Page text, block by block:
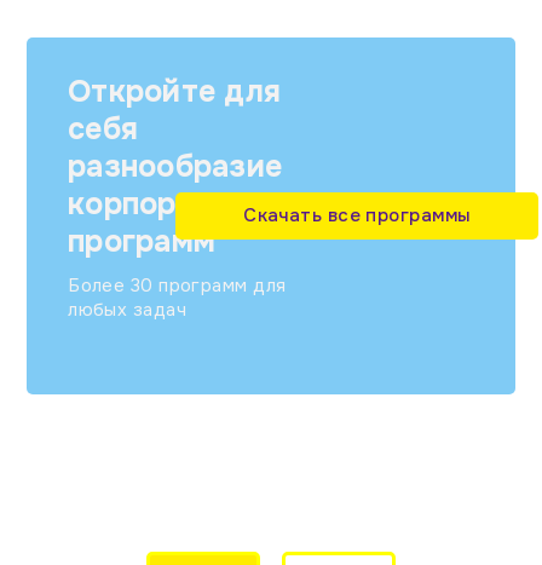
Откройте для
себя
разнообразие
корпоративных
программ
Более 30 программ для
любых задач
Скачать все программы